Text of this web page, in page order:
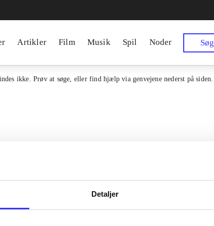
Detaljer
Artikler Film Musik Spil Noder Søg
ikke. Prøv at søge, eller find hjælp via genvejene nederst på siden.
indgang til alle danske
Kontakt os